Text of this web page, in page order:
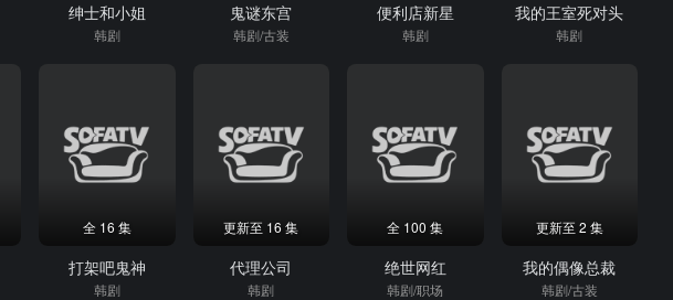
绅士和小姐
韩剧
鬼谜东宫
韩剧/古装
便利店新星
韩剧
我的王室死对头
韩剧
全 16 集
打架吧鬼神
韩剧
更新至 16 集
代理公司
韩剧
全 100 集
绝世网红
韩剧/职场
更新至 2 集
我的偶像总裁
韩剧/古装